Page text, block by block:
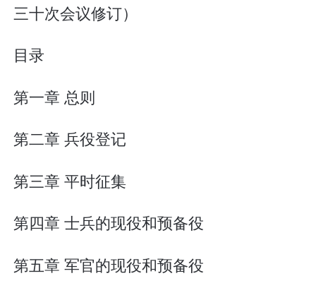
三十次会议修订）
目录
第一章 总则
第二章 兵役登记
第三章 平时征集
第四章 士兵的现役和预备役
第五章 军官的现役和预备役